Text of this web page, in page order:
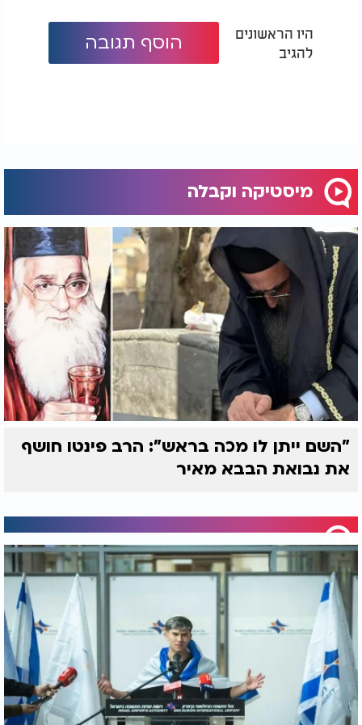
היו הראשונים
להגיב
הוסף תגובה
מיסטיקה וקבלה
"השם ייתן לו מכה בראש": הרב פינטו חושף
את נבואת הבבא מאיר